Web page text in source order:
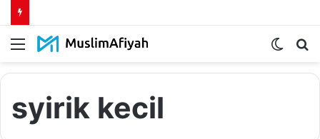
Menu
Switch
syirik kecil